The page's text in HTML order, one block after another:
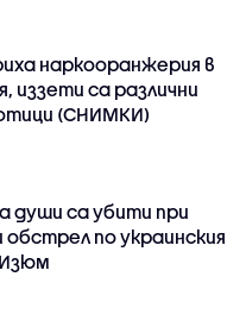
наркооранжерия в
иззети са различни
(СНИМКИ)
души са убити при
обстрeл по украинския